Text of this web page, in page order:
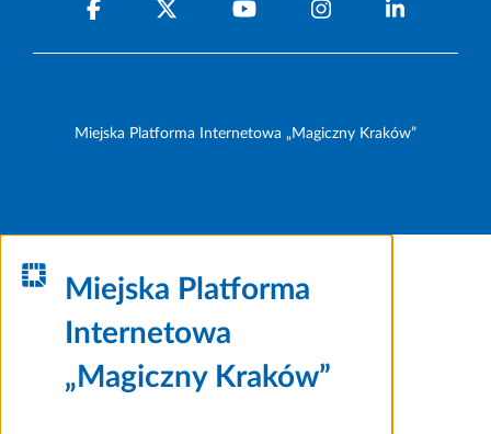
Miejska Platforma Internetowa „Magiczny Kraków”
Miejska Platforma
Internetowa
„Magiczny Kraków”